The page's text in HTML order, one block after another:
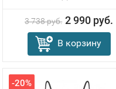
3 738 руб. 2 990 руб.
В корзину
-20%